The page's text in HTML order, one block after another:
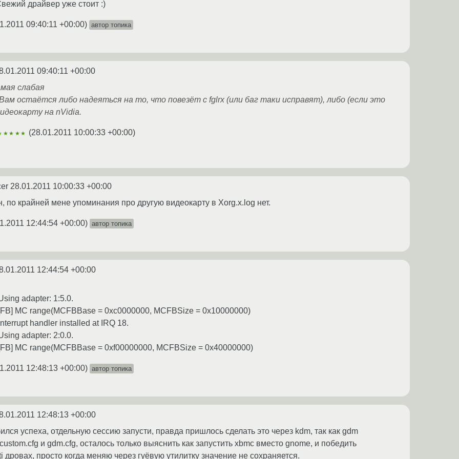
драйвер уже стоит :)
09:40:11 +00:00) автор топика
09:40:11 +00:00
слабая
остаётся либо надеяться на то, что повезёт с fglrx (или баг таки исправят), либо (если это
на nVidia.
(28.01.2011 10:00:33 +00:00)
28.01.2011 10:00:33 +00:00
по крайней мене упоминания про другую видеокарту в Xorg.x.log нет.
12:44:54 +00:00) автор топика
12:44:54 +00:00
adapter: 1:5.0.
MC range(MCFBBase = 0xc0000000, MCFBSize = 0x10000000)
handler installed at IRQ 18.
adapter: 2:0.0.
MC range(MCFBBase = 0xf00000000, MCFBSize = 0x40000000)
12:48:13 +00:00) автор топика
12:48:13 +00:00
успеха, отдельную сессию запусти, правда пришлось сделать это через kdm, так как gdm
и gdm.cfg, осталось только выяснить как запустить xbmc вместо gnome, и победить
просто когда меняю через гуёвую утилитку значение не сохраняется.